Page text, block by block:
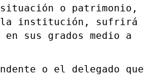
o patrimonio,
la institución, sufrirá
sus grados medio a
o el delegado que